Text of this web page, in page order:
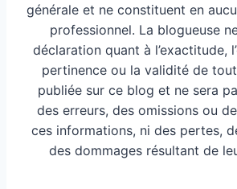
générale et ne constituent en
professionnel. La blogueuse
déclaration quant à l’exactitude,
pertinence ou la validité de
publiée sur ce blog et ne sera
des erreurs, des omissions ou
ces informations, ni des pertes,
des dommages résultant de